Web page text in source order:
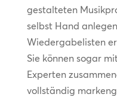
gestalteten
selbst Hand
Wiedergabelisten
Sie können sogar
Experten
vollständig